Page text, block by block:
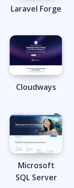
Laravel Forge
Cloudways
Microsoft
SQL Server